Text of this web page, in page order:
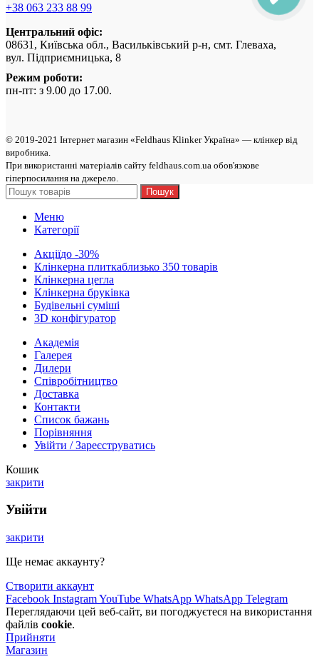
+38 063 233 88 99
Центральний офіс:
08631, Київська обл., Васильківський р-н, смт. Глеваха,
вул. Підприємницька, 8
Режим роботи:
пн-пт: з 9.00 до 17.00.
© 2019-2021 Інтернет магазин «Feldhaus Klinker Україна» — клінкер від
виробникa.
При використанні матеріалів сайту feldhaus.com.ua обов'язкове
гіперпосилання на джерело.
Пошук
Меню
Категорії
Акціїдо -30%
Клінкерна плиткаблизько 350 товарів
Клінкерна цегла
Клінкерна бруківка
Будівельні суміші
3D конфігуратор
Академія
Галерея
Дилери
Cпівробітництво
Доставка
Контакти
Список бажань
Порівняння
Увійти / Зареєструватись
Кошик
закрити
Увійти
закрити
Ще немає аккаунту?
Створити аккаунт
Facebook InstagramYouTube WhatsApp WhatsApp Telegram
Переглядаючи цей веб-сайт, ви погоджуєтеся на використання
файлів cookie.
Прийняти
Магазин